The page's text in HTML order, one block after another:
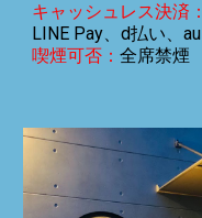
キャッシュレス決済：
LINE Pay、d払い、
喫煙可否：全席禁煙